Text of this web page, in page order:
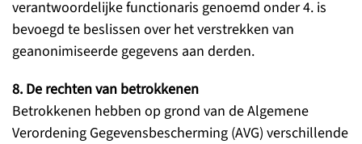
verantwoordelijke functionaris genoemd onder 4. is
bevoegd te beslissen over het verstrekken van
geanonimiseerde gegevens aan derden.
8. De rechten van betrokkenen
Betrokkenen hebben op grond van de Algemene
Verordening Gegevensbescherming (AVG) verschillende